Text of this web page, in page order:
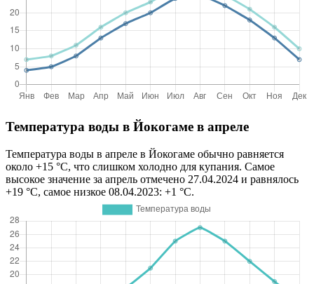
Температура воды в Йокогаме в апреле
Температура воды в апреле в Йокогаме обычно равняется
около +15 °C, что слишком холодно для купания. Самое
высокое значение за апрель отмечено 27.04.2024 и равнялось
+19 °C, самое низкое 08.04.2023: +1 °C.